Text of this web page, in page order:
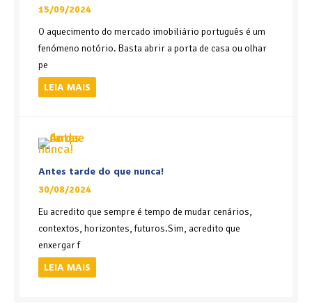
15/09/2024
O aquecimento do mercado imobiliário português é um
fenómeno notório. Basta abrir a porta de casa ou olhar
pe
LEIA MAIS
Antes tarde do que nunca!
30/08/2024
Eu acredito que sempre é tempo de mudar cenários,
contextos, horizontes, futuros.Sim, acredito que
enxergar f
LEIA MAIS